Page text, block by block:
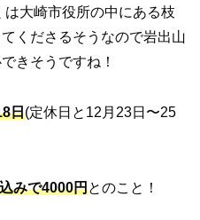
大崎市役所の中にある枝
くださるそうなので岩出山
きそうですね！
日(定休日と12月23日〜25
みで4000円とのこと！